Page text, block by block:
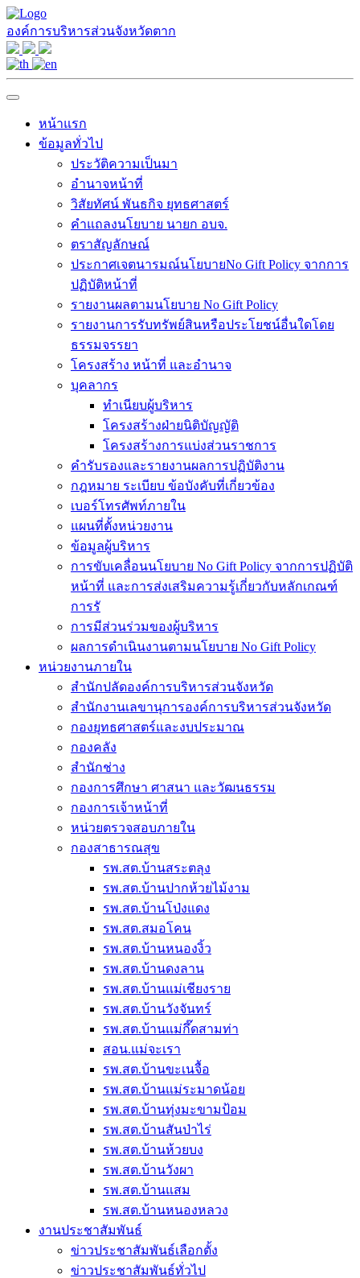
องค์การบริหารส่วนจังหวัดตาก
หน้าแรก
ข้อมูลทั่วไป
ประวัติความเป็นมา
อำนาจหน้าที่
วิสัยทัศน์ พันธกิจ ยุทธศาสตร์
คำแถลงนโยบาย นายก อบจ.
ตราสัญลักษณ์
ประกาศเจตนารมณ์นโยบายNo Gift Policy จากการ
ปฏิบัติหน้าที่
รายงานผลตามนโยบาย No Gift Policy
รายงานการรับทรัพย์สินหรือประโยชน์อื่นใดโดย
ธรรมจรรยา
โครงสร้าง หน้าที่ และอำนาจ
บุคลากร
ทำเนียบผู้บริหาร
โครงสร้างฝ่ายนิติบัญญัติ
โครงสร้างการแบ่งส่วนราชการ
คำรับรองและรายงานผลการปฏิบัติงาน
กฎหมาย ระเบียบ ข้อบังคับที่เกี่ยวข้อง
เบอร์โทรศัพท์ภายใน
แผนที่ตั้งหน่วยงาน
ข้อมูลผู้บริหาร
การขับเคลื่อนนโยบาย No Gift Policy จากการปฏิบัติ
หน้าที่ และการส่งเสริมความรู้เกี่ยวกับหลักเกณฑ์
การรั
การมีส่วนร่วมของผู้บริหาร
ผลการดำเนินงานตามนโยบาย No Gift Policy
หน่วยงานภายใน
สำนักปลัดองค์การบริหารส่วนจังหวัด
สำนักงานเลขานุการองค์การบริหารส่วนจังหวัด
กองยุทธศาสตร์และงบประมาณ
กองคลัง
สำนักช่าง
กองการศึกษา ศาสนา และวัฒนธรรม
กองการเจ้าหน้าที่
หน่วยตรวจสอบภายใน
กองสาธารณสุข
รพ.สต.บ้านสระตลุง
รพ.สต.บ้านปากห้วยไม้งาม
รพ.สต.บ้านโป่งแดง
รพ.สต.สมอโคน
รพ.สต.บ้านหนองงิ้ว
รพ.สต.บ้านดงลาน
รพ.สต.บ้านแม่เชียงราย
รพ.สต.บ้านวังจันทร์
รพ.สต.บ้านแม่กึ๊ดสามท่า
สอน.แม่จะเรา
รพ.สต.บ้านขะเนจื้อ
รพ.สต.บ้านแม่ระมาดน้อย
รพ.สต.บ้านทุ่งมะขามป้อม
รพ.สต.บ้านสันป่าไร่
รพ.สต.บ้านห้วยบง
รพ.สต.บ้านวังผา
รพ.สต.บ้านแสม
รพ.สต.บ้านหนองหลวง
งานประชาสัมพันธ์
ข่าวประชาสัมพันธ์เลือกตั้ง
ข่าวประชาสัมพันธ์ทั่วไป